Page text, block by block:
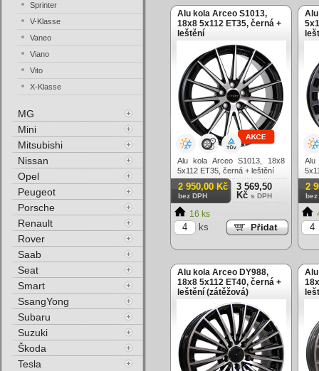
Alu kola Arceo S1013,
18x8 5x112 ET35, černá +
leštění
Alu kola Arceo S1013, 18x8
5x112 ET35, černá + leštění
2 950,00 Kč
bez DPH
3 569,50
Kč s DPH
16 ks
ks
2
bez
Alu kola Arceo DY988,
18x8 5x112 ET40, černá +
leštění (zátěžová)
Sprinter
V-Klasse
Vaneo
Viano
Vito
X-Klasse
MG
Mini
Mitsubishi
Nissan
Opel
Peugeot
Porsche
Renault
Rover
Saab
Seat
Smart
SsangYong
Subaru
Suzuki
Škoda
Tesla